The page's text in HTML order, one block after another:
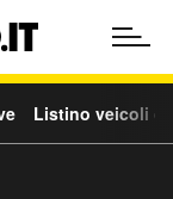
Listino veicoli